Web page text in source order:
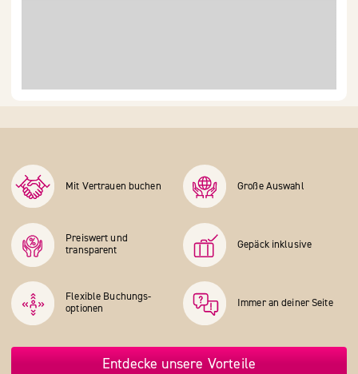
Mit Vertrauen buchen Große Auswahl
Preiswert und
transparent
Gepäck inklusive
Flexible Buchungs­
optionen
Immer an deiner Seite
Entdecke unsere Vorteile